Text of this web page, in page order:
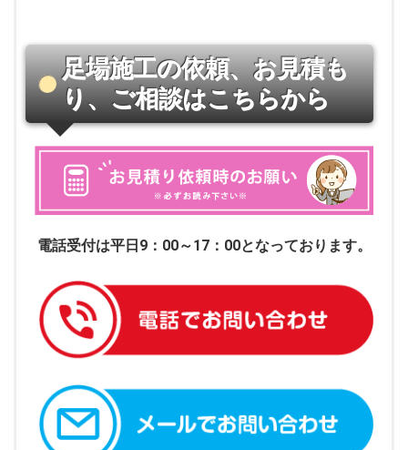
足場施工の依頼、お見積も
り、ご相談はこちらから
電話受付は平日9：00～17：00となっております。